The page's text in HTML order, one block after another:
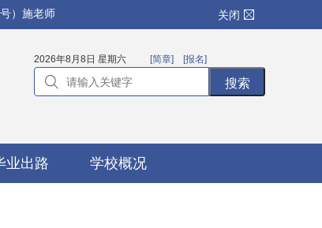
）施老师 关闭
2026年8月8日 星期六 [简章] [报名]
业出路 学校概况